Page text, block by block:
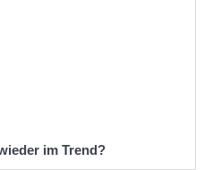
im Trend?